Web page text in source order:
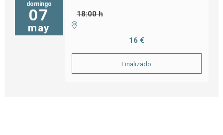
domingo
07
may
18:00 h
16 €
Finalizado